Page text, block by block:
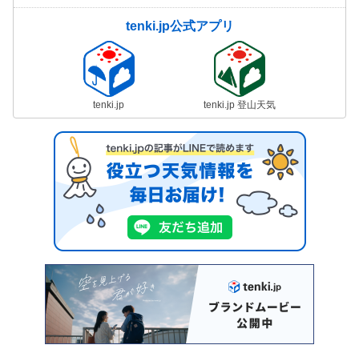
tenki.jp公式アプリ
tenki.jp tenki.jp 登山天気